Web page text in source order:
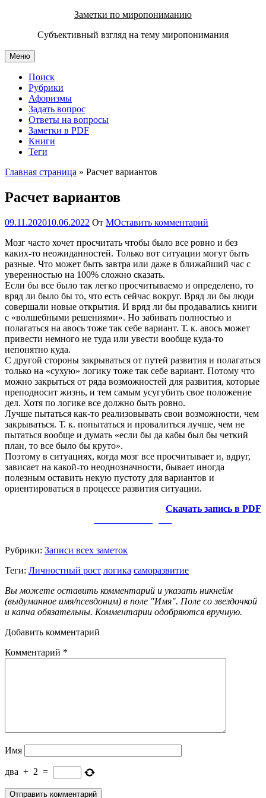
содержимому
Заметки по миропониманию
Субъективный взгляд на тему миропонимания
Меню
Поиск
Рубрики
Афоризмы
Задать вопрос
Ответы на вопросы
Заметки в PDF
Книги
Теги
Главная страница » Расчет вариантов
Расчет вариантов
09.11.202010.06.2022 От МОставить комментарий
Мозг часто хочет просчитать чтобы было все ровно и без
каких-то неожиданностей. Только вот ситуации могут быть
разные. Что может быть завтра или даже в ближайший час с
уверенностью на 100% сложно сказать.
Если бы все было так легко просчитываемо и определено, то
вряд ли было бы то, что есть сейчас вокруг. Вряд ли бы люди
совершали новые открытия. И вряд ли бы продавались книги
с «волшебными решениями». Но забивать полностью и
полагаться на авось тоже так себе вариант. Т. к. авось может
привести немного не туда или увести вообще куда-то
непонятно куда.
С другой стороны закрываться от путей развития и полагаться
только на «сухую» логику тоже так себе вариант. Потому что
можно закрыться от ряда возможностей для развития, которые
преподносит жизнь, и тем самым усугубить свое положение
дел. Хотя по логике все должно быть ровно.
Лучше пытаться как-то реализовывать свои возможности, чем
закрываться. Т. к. попытаться и провалиться лучше, чем не
пытаться вообще и думать «если бы да кабы был бы четкий
план, то все было бы круто».
Поэтому в ситуациях, когда мозг все просчитывает и, вдруг,
зависает на какой-то неоднозначности, бывает иногда
полезным оставить некую пустоту для вариантов и
ориентироваться в процессе развития ситуации.
Скачать запись в PDF
Рубрики: Записи всех заметок
Теги: Личностный рост логика саморазвитие
Вы можете оставить комментарий и указать никнейм
(выдуманное имя/псевдоним) в поле "Имя". Поле со звездочкой
и капча обязательны. Комментарии одобряются вручную.
Добавить комментарий
Комментарий *
Имя
два + 2 =